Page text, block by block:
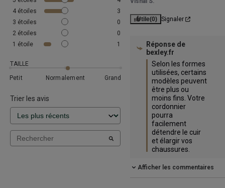
4 étoiles
3
3 étoiles
0
2 étoiles
0
1 étoile 1
TAILLE
Petit
Normalement Grand
Trier les avis
Utile(0) Signaler
Réponse de
bexley.fr
Selon les formes
utilisées, certains
modèles peuvent
être plus ou
moins fins. Votre
cordonnier
pourra
facilement
détendre le cuir
et élargir vos
chaussures.
Afficher les commentaires